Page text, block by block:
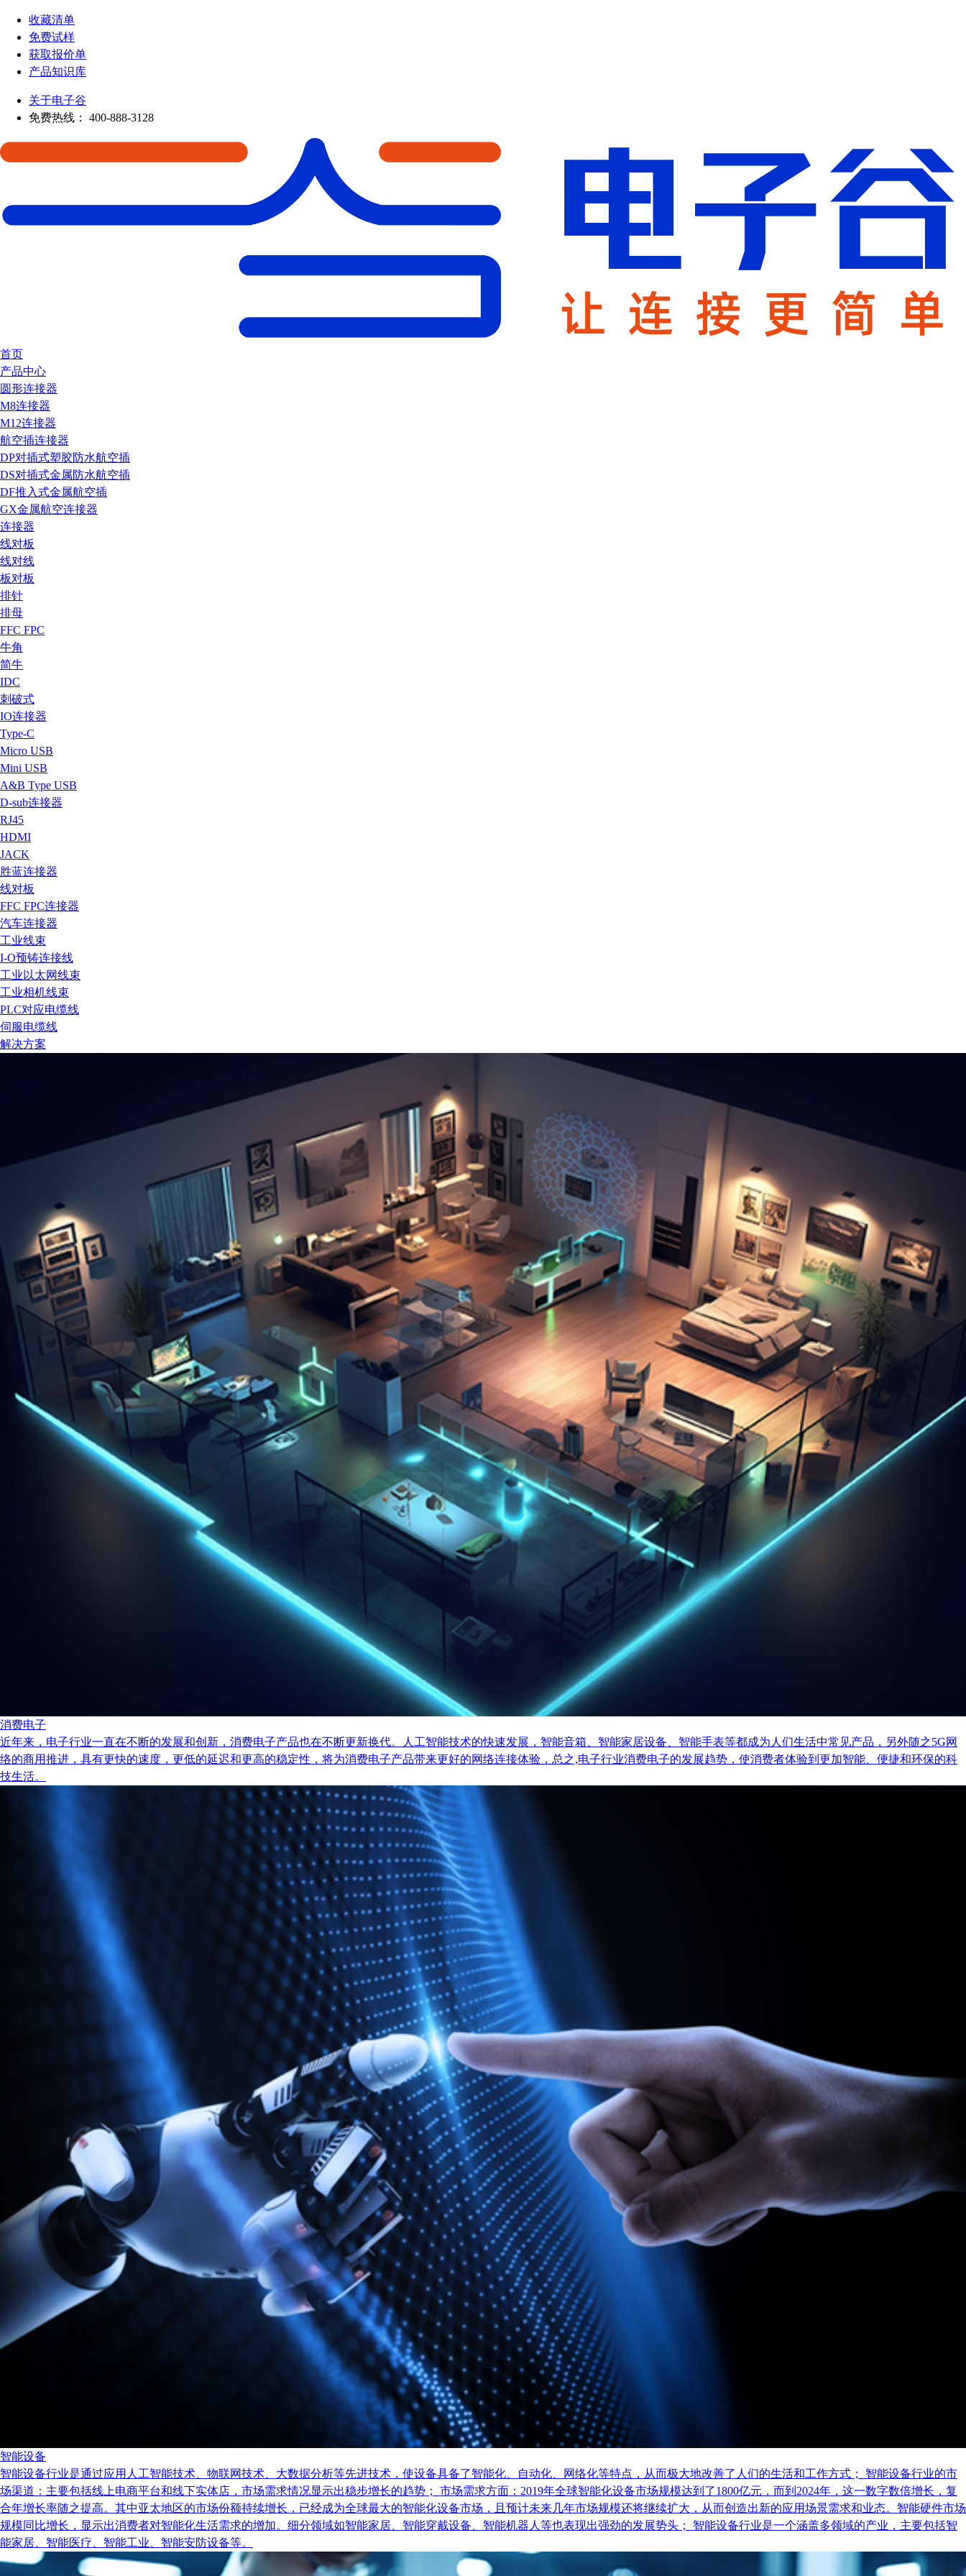
收藏清单
免费试样
获取报价单
产品知识库
关于电子谷
免费热线：
400-888-3128
首页
产品中心
圆形连接器
M8连接器
M12连接器
航空插连接器
DP对插式塑胶防水航空插
DS对插式金属防水航空插
DF推入式金属航空插
GX金属航空连接器
连接器
线对板
线对线
板对板
排针
排母
FFC FPC
牛角
简牛
IDC
刺破式
IO连接器
Type-C
Micro USB
Mini USB
A&B Type USB
D-sub连接器
RJ45
HDMI
JACK
胜蓝连接器
线对板
FFC FPC连接器
汽车连接器
工业线束
I-O预铸连接线
工业以太网线束
工业相机线束
PLC对应电缆线
伺服电缆线
解决方案
消费电子
近年来，电子行业一直在不断的发展和创新，消费电子产品也在不断更新换代。人工智能技术的快速发展，智能音箱、智能家居设备、智能手表等都成为人们生活中常见产品，另外随之5G网
络的商用推进，具有更快的速度，更低的延迟和更高的稳定性，将为消费电子产品带来更好的网络连接体验，总之,电子行业消费电子的发展趋势，使消费者体验到更加智能、便捷和环保的科
技生活。
智能设备
智能设备行业是通过应用人工智能技术、物联网技术、大数据分析等先进技术，使设备具备了智能化、自动化、网络化等特点，从而极大地改善了人们的生活和工作方式； 智能设备行业的市
场渠道：主要包括线上电商平台和线下实体店，市场需求情况显示出稳步增长的趋势； 市场需求方面：2019年全球智能化设备市场规模达到了1800亿元，而到2024年，这一数字数倍增长，复
合年增长率随之提高。其中亚太地区的市场份额持续增长，已经成为全球最大的智能化设备市场，且预计未来几年市场规模还将继续扩大，从而创造出新的应用场景需求和业态。智能硬件市场
规模同比增长，显示出消费者对智能化生活需求的增加。细分领域如智能家居、智能穿戴设备、智能机器人等也表现出强劲的发展势头； 智能设备行业是一个涵盖多领域的产业，主要包括智
能家居、智能医疗、智能工业、智能安防设备等。